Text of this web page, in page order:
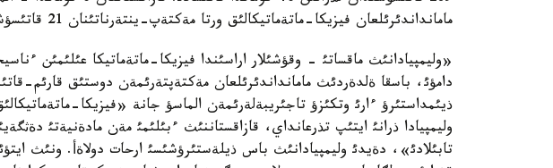
مامانداندئرئلعان فيزيكا-ماتةماتيكالئق ورتا مةكتةپ-ينتةرناتئنان 21 قاتئسؤشئدان تذراتئن 3 كوماندا قاتئسادئ.
«وليمپيادانئث ماقساتئ - وقؤشئلار اراسئندا فيزيكا-ماتةماتيكا عئلئمئن
دامؤئ، باسقا ةلدةردئث مامانداندئرئلعان مةكتةپتةرئمةن دوستئق قارئم-
ذيئمداستئرؤ ءارئ وتكئزؤ تاجئريبةلةرئمةن الماسؤ جانة «فيزيكا-
وليمپيادا ذرانئ ايتئپ تذرعانداي، قازاقستاننئث ءبئلئمئ مةن مادةنيةتئ
تابئلادئ»، دةيدئ وليمپيادانئث باس ذيلةستئرؤشئسئ ارحات دولاةأ. ونئث